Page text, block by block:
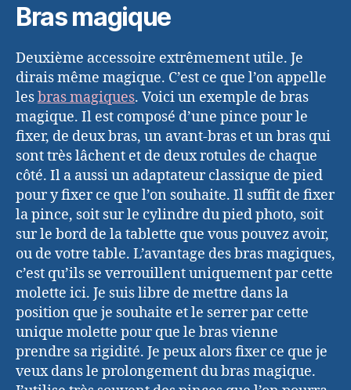
Bras magique
Deuxième accessoire extrêmement utile. Je
dirais même magique. C’est ce que l’on appelle
lesbras magiques. Voici un exemple de bras
magique. Il est composé d’une pince pour le
fixer, de deux bras, un avant-bras et un bras qui
sont très lâchent et de deux rotules de chaque
côté. Il a aussi un adaptateur classique de pied
pour y fixer ce que l’on souhaite. Il suffit de fixer
la pince, soit sur le cylindre du pied photo, soit
sur le bord de la tablette que vous pouvez avoir,
ou de votre table. L’avantage des bras magiques,
c’est qu’ils se verrouillent uniquement par cette
molette ici. Je suis libre de mettre dans la
position que je souhaite et le serrer par cette
unique molette pour que le bras vienne
prendre sa rigidité. Je peux alors fixer ce que je
veux dans le prolongement du bras magique.